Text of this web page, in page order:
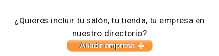
¿Quieres incluir tu salón, tu tienda, tu empresa en
nuestro directorio?